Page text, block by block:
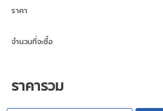
ราคา
จำนวนที่จะซื้อ
ราคารวม